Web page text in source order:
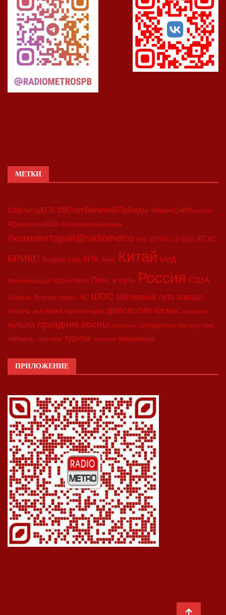
МЕТКИ
#20съездКПК #80летВеликойПобеды #ВизитСиВРоссию
#Двесессии2023 #Петербургскийдневник
#комментарий@radiometro CIIE COVID-19 G20 АТЭС
БРИКС Бодрое утро КПК Кино Китай МИД
Минкоммерции ООН ПМЭФ Пояс и путь Россия США
Тайвань Форум Харбин ЧС ШОС Шёлковый путь азиада
встреча выставка гала-концерт двесессии космос медицина
музыка праздник весны синьцзян сотрудничество спутник
тайвань торговля туризм экология экономика
ПРИЛОЖЕНИЕ